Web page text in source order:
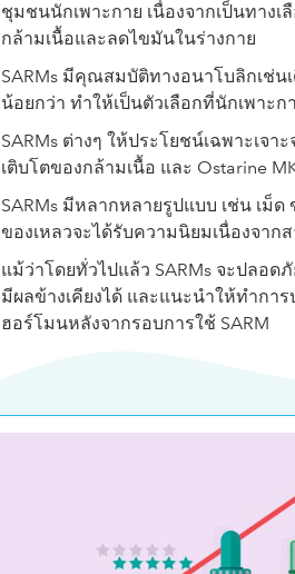
ชุมชนนักเพาะกาย เนื่องจากเป็นทาง
กล้ามเนื้อและลดไขมันในร่างกาย
SARMs มีคุณสมบัติทางอนาโบลิกเช่น
น้อยกว่า ทำให้เป็นตัวเลือกที่นักเพาะ
SARMs ต่างๆ ให้ประโยชน์เฉพาะเจา
เติบโตของกล้ามเนื้อ และ Ostarine
SARMs มีหลากหลายรูปแบบ เช่น เม็ด
ของเหลวจะได้รับความนิยมเนื่องจา
แม้ว่าโดยทั่วไปแล้ว SARMs จะปลอด
มีผลข้างเคียงได้ และแนะนำให้ทำกา
ฮอร์โมนหลังจากรอบการใช้ SARM